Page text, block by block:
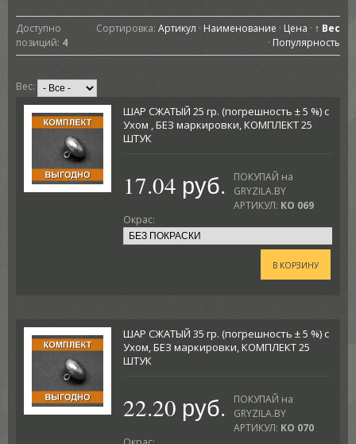
Доступно
позиций: 4
Сортировка: Артикул · Наименование · Цена · ↑ Вес
· Популярность
Вес:
ШАР СЖАТЫЙ 25 гр. (погрешность ± 5 %) с
Ухом , БЕЗ маркировки, КОМПЛЕКТ 25
ШТУК
17.04 руб.
ПОКУПАЙ на
GRYZILA.BY
АРТИКУЛ: KO 069
Окрас:
В КОРЗИНУ
ШАР СЖАТЫЙ 35 гр. (погрешность ± 5 %) с
Ухом, БЕЗ маркировки, КОМПЛЕКТ 25
ШТУК
22.20 руб.
ПОКУПАЙ на
GRYZILA.BY
АРТИКУЛ: KO 070